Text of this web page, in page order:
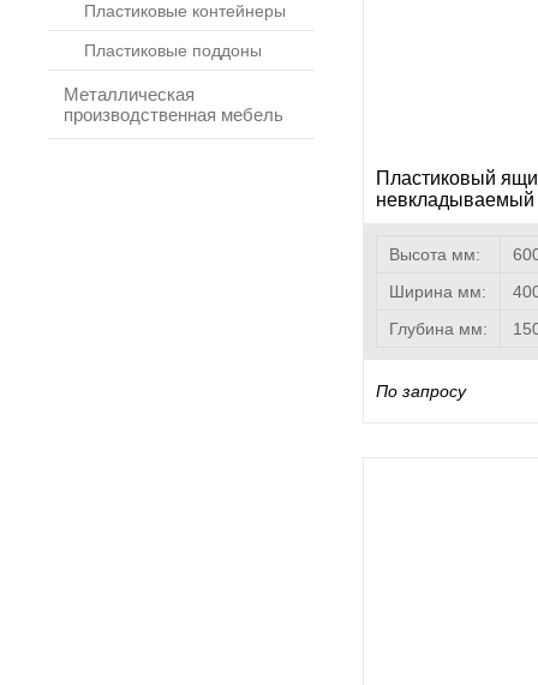
Пластиковые контейнеры
Пластиковые поддоны
Металлическая
производственная мебель
Пластиковый
невкладываемый
Высота мм:
Ширина мм:
Глубина мм:
По запросу